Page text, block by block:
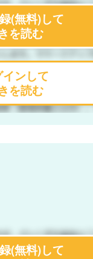
(無料)して
を読む
ンして
を読む
(無料)して